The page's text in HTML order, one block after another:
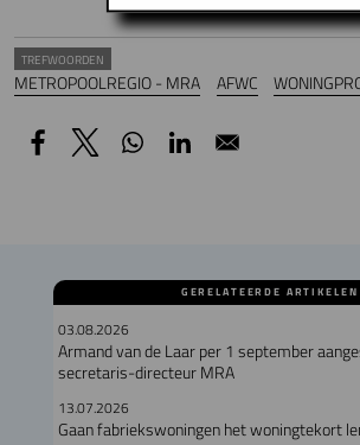
TREFWOORDEN
METROPOOLREGIO - MRA AFWC
GERELATEERDE ARTIKELEN
03.08.2026
Armand van de Laar per 1 september
secretaris-directeur MRA
13.07.2026
Gaan fabriekswoningen het woningtekort